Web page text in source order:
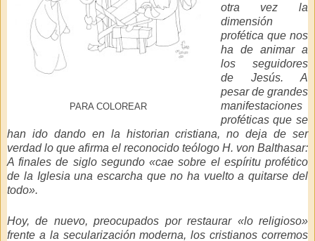
PARA COLOREAR
otra vez la
dimensión
profética que nos
ha de animar a
los seguidores
de Jesús. A
pesar de grandes
manifestaciones
proféticas que se
han ido dando en la historian cristiana, no deja de ser
verdad lo que afirma el reconocido teólogo H. von Balthasar:
A finales de siglo segundo «cae sobre el espíritu profético
de la Iglesia una escarcha que no ha vuelto a quitarse del
todo».
Hoy, de nuevo, preocupados por restaurar «lo religioso»
frente a la secularización moderna, los cristianos corremos